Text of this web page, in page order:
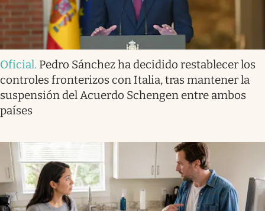
Oficial. Pedro Sánchez ha decidido restablecer los
controles fronterizos con Italia, tras mantener la
suspensión del Acuerdo Schengen entre ambos
países